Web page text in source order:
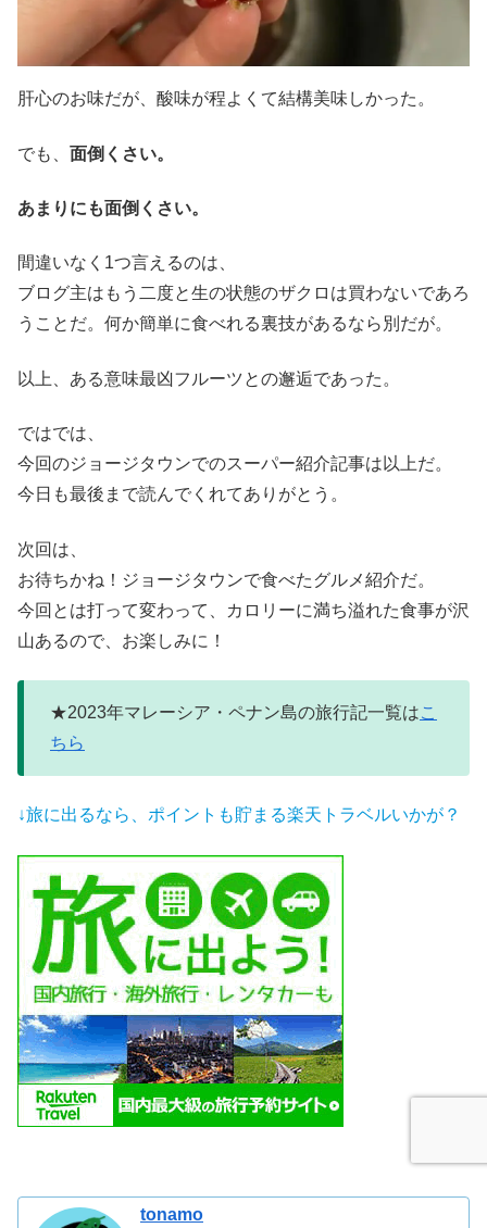
肝心のお味だが、酸味が程よくて結構美味しかった。
でも、 面倒くさい。
あまりにも面倒くさい。
間違いなく1つ言えるのは、
ブログ主はもう二度と生の状態のザクロは買わないであろ
うことだ。何か簡単に食べれる裏技があるなら別だが。
以上、ある意味最凶フルーツとの邂逅であった。
ではでは、
今回のジョージタウンでのスーパー紹介記事は以上だ。
今日も最後まで読んでくれてありがとう。
次回は、
お待ちかね！ジョージタウンで食べたグルメ紹介だ。
今回とは打って変わって、カロリーに満ち溢れた食事が沢
山あるので、お楽しみに！
★2023年マレーシア・ペナン島の旅行記一覧はこ
ちら
↓旅に出るなら、ポイントも貯まる楽天トラベルいかが？
tonamo